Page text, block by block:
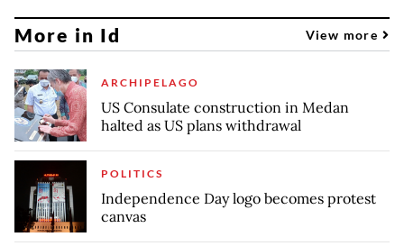
More in Id View more
ARCHIPELAGO
US Consulate construction in Medan
halted as US plans withdrawal
POLITICS
Independence Day logo becomes protest
canvas